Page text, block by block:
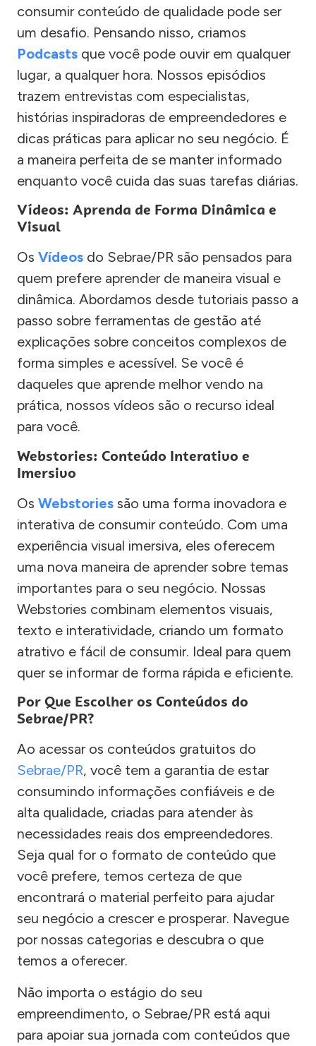
consumir conteúdo de qualidade pode ser
um desafio. Pensando nisso, criamos
Podcasts que você pode ouvir em qualquer
lugar, a qualquer hora. Nossos episódios
trazem entrevistas com especialistas,
histórias inspiradoras de empreendedores e
dicas práticas para aplicar no seu negócio. É
a maneira perfeita de se manter informado
enquanto você cuida das suas tarefas diárias.
Vídeos: Aprenda de Forma Dinâmica e
Visual
Os Vídeos do Sebrae/PR são pensados para
quem prefere aprender de maneira visual e
dinâmica. Abordamos desde tutoriais passo a
passo sobre ferramentas de gestão até
explicações sobre conceitos complexos de
forma simples e acessível. Se você é
daqueles que aprende melhor vendo na
prática, nossos vídeos são o recurso ideal
para você.
Webstories: Conteúdo Interativo e
Imersivo
Os Webstories são uma forma inovadora e
interativa de consumir conteúdo. Com uma
experiência visual imersiva, eles oferecem
uma nova maneira de aprender sobre temas
importantes para o seu negócio. Nossas
Webstories combinam elementos visuais,
texto e interatividade, criando um formato
atrativo e fácil de consumir. Ideal para quem
quer se informar de forma rápida e eficiente.
Por Que Escolher os Conteúdos do
Sebrae/PR?
Ao acessar os conteúdos gratuitos do
Sebrae/PR, você tem a garantia de estar
consumindo informações confiáveis e de
alta qualidade, criadas para atender às
necessidades reais dos empreendedores.
Seja qual for o formato de conteúdo que
você prefere, temos certeza de que
encontrará o material perfeito para ajudar
seu negócio a crescer e prosperar. Navegue
por nossas categorias e descubra o que
temos a oferecer.
Não importa o estágio do seu
empreendimento, o Sebrae/PR está aqui
para apoiar sua jornada com conteúdos que